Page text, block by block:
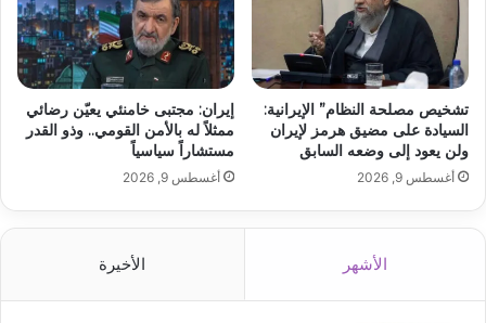
تشخيص مصلحة النظام” الإيرانية:
السيادة على مضيق هرمز لإيران
ولن يعود إلى وضعه السابق
أغسطس 9, 2026
إيران: مجتبى خامنئي يعيّن رضائي
ممثلاً له بالأمن القومي.. وذو القدر
مستشاراً سياسياً
أغسطس 9, 2026
الأشهر الأخيرة